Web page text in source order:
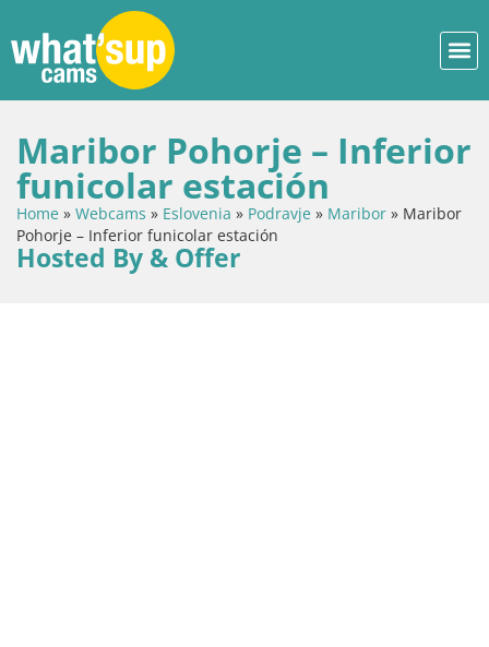
Maribor Pohorje – Inferior
funicolar estación
Home » Webcams » Eslovenia » Podravje » Maribor » Maribor
Pohorje – Inferior funicolar estación
Hosted By & Offer